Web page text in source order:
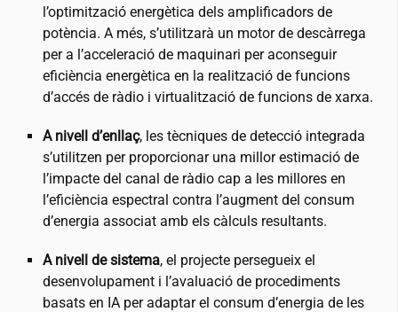
l’optimització energètica dels amplificadors de
potència. A més, s’utilitzarà un motor de descàrrega
per a l’acceleració de maquinari per aconseguir
eficiència energètica en la realització de funcions
d’accés de ràdio i virtualització de funcions de xarxa.
A nivell d’enllaç, les tècniques de detecció integrada
s’utilitzen per proporcionar una millor estimació de
l’impacte del canal de ràdio cap a les millores en
l’eficiència espectral contra l’augment del consum
d’energia associat amb els càlculs resultants.
A nivell de sistema, el projecte persegueix el
desenvolupament i l’avaluació de procediments
basats en IA per adaptar el consum d’energia de les